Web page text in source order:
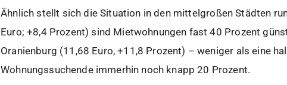
Ähnlich stellt sich die Situation in den mittelgroßen Städten
Euro; +8,4 Prozent) sind Mietwohnungen fast 40 Prozent
Oranienburg (11,68 Euro, +11,8 Prozent) – weniger als eine
Wohnungssuchende immerhin noch knapp 20 Prozent.